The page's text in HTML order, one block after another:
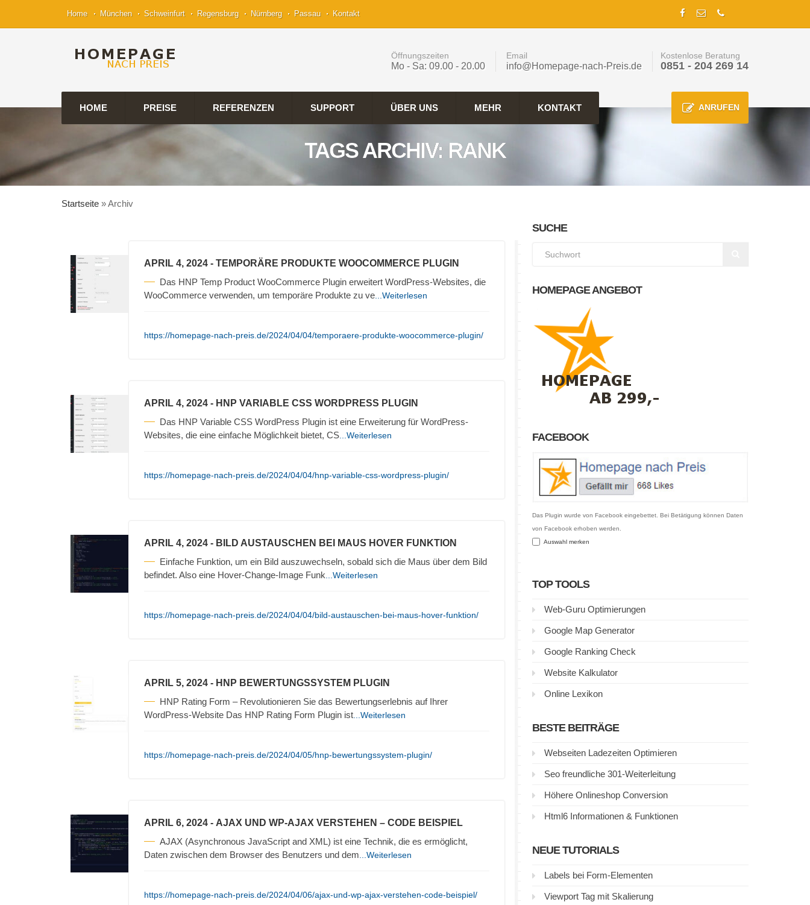
Home München Schweinfurt Regensburg Nürnberg Passau Kontakt
Öffnungszeiten
Mo - Sa: 09.00 - 20.00
Email
info@Homepage-nach-Preis.de
Kostenlose Beratung
0851 - 204 269 14
HOME PREISE REFERENZEN SUPPORT ÜBER UNS MEHR KONTAKT ANRUFEN
TAGS ARCHIV: RANK
Startseite »Archiv
APRIL 4, 2024 - TEMPORÄRE PRODUKTE WOOCOMMERCE PLUGIN
Das HNP Temp Product WooCommerce Plugin erweitert WordPress-Websites, die
WooCommerce verwenden, um temporäre Produkte zu ve ...Weiterlesen
https://homepage-nach-preis.de/2024/04/04/temporaere-produkte-woocommerce-plugin/
APRIL 4, 2024 - HNP VARIABLE CSS WORDPRESS PLUGIN
Das HNP Variable CSS WordPress Plugin ist eine Erweiterung für WordPress-
Websites, die eine einfache Möglichkeit bietet, CS ...Weiterlesen
https://homepage-nach-preis.de/2024/04/04/hnp-variable-css-wordpress-plugin/
APRIL 4, 2024 - BILD AUSTAUSCHEN BEI MAUS HOVER FUNKTION
Einfache Funktion, um ein Bild auszuwechseln, sobald sich die Maus über dem Bild
befindet. Also eine Hover-Change-Image Funk ...Weiterlesen
https://homepage-nach-preis.de/2024/04/04/bild-austauschen-bei-maus-hover-funktion/
APRIL 5, 2024 - HNP BEWERTUNGSSYSTEM PLUGIN
HNP Rating Form – Revolutionieren Sie das Bewertungserlebnis auf Ihrer
WordPress-Website Das HNP Rating Form Plugin ist ...Weiterlesen
https://homepage-nach-preis.de/2024/04/05/hnp-bewertungssystem-plugin/
APRIL 6, 2024 - AJAX UND WP-AJAX VERSTEHEN – CODE BEISPIEL
AJAX (Asynchronous JavaScript and XML) ist eine Technik, die es ermöglicht,
Daten zwischen dem Browser des Benutzers und dem ...Weiterlesen
https://homepage-nach-preis.de/2024/04/06/ajax-und-wp-ajax-verstehen-code-beispiel/
SUCHE
HOMEPAGE ANGEBOT
FACEBOOK
Das Plugin wurde von Facebook eingebettet. Bei Betätigung können Daten
von Facebook erhoben werden.
Auswahl merken
TOP TOOLS
Web-Guru Optimierungen
Google Map Generator
Google Ranking Check
Website Kalkulator
Online Lexikon
BESTE BEITRÄGE
Webseiten Ladezeiten Optimieren
Seo freundliche 301-Weiterleitung
Höhere Onlineshop Conversion
Html6 Informationen & Funktionen
NEUE TUTORIALS
Labels bei Form-Elementen
Viewport Tag mit Skalierung